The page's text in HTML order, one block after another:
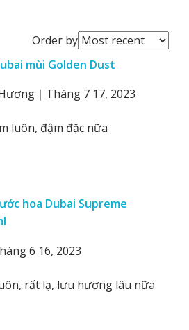
Order byOrder
by
mùi Golden Dust
Tháng 7 17, 2023
luôn, đậm đặc nữa
hoa Dubai Supreme
6 16, 2023
rất lạ, lưu hương lâu nữa